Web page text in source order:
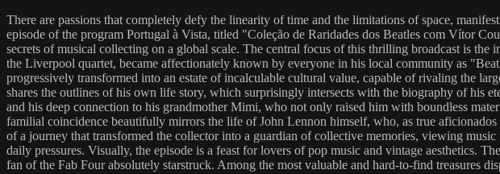
There are passions that completely defy the linearity of time and the limitations of space,
episode of the program Portugal à Vista, titled "Coleção de Raridades dos Beatles com Vítor
secrets of musical collecting on a global scale. The central focus of this thrilling broadcast is
the Liverpool quartet, became affectionately known by everyone in his local community as
progressively transformed into an estate of incalculable cultural value, capable of rivaling the
shares the outlines of his own life story, which surprisingly intersects with the biography of his
and his deep connection to his grandmother Mimi, who not only raised him with boundless
familial coincidence beautifully mirrors the life of John Lennon himself, who, as true
of a journey that transformed the collector into a guardian of collective memories, viewing
daily pressures. Visually, the episode is a feast for lovers of pop music and vintage aesthetics.
fan of the Fab Four absolutely starstruck. Among the most valuable and hard-to-find treasures